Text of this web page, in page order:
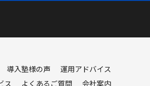
導入塾様の声
運用アドバイス
ス
よくあるご質問 会社案内